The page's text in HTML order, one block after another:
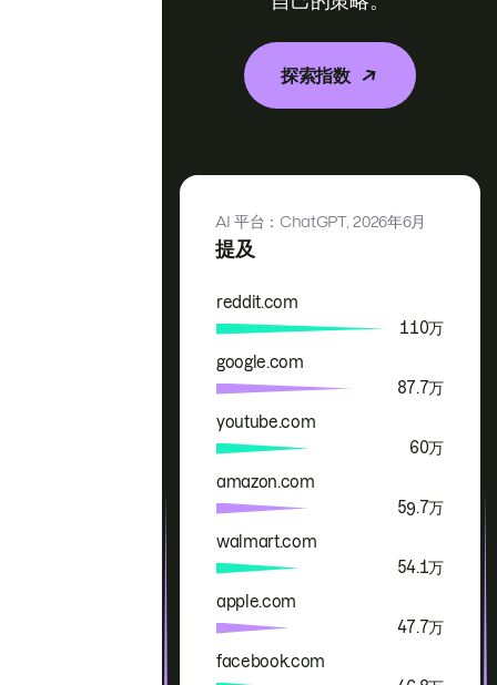
探索指数
提及
AI 平台：ChatGPT,2026年6月
品牌 提及
reddit.com
110万
google.com
87.7万
youtube.com
60万
amazon.com
59.7万
walmart.com
54.1万
apple.com
47.7万
facebook.com